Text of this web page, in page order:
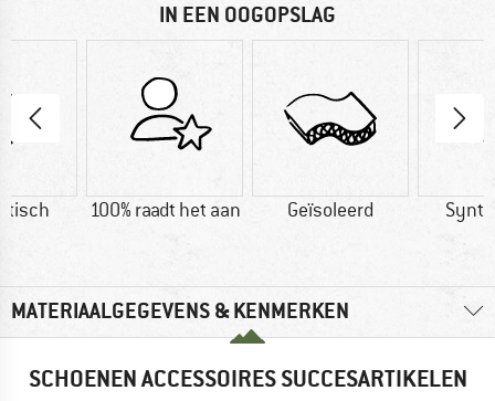
IN EEN OOGOPSLAG
100% raadt het aan Geïsoleerd
MATERIAALGEGEVENS & KENMERKEN
SCHOENEN ACCESSOIRES SUCCESARTIKELEN